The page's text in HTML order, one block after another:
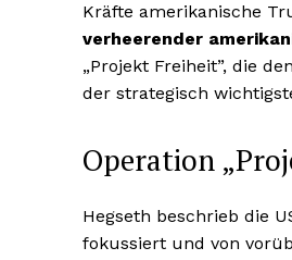
Kräfte amerikanische
verheerender
„Projekt Freiheit”, die
der strategisch
Operation
Hegseth beschrieb die
fokussiert und von